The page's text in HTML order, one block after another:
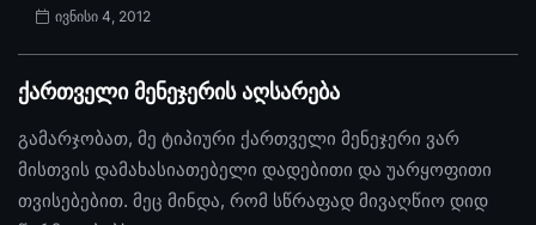
ივნისი 4, 2012
ქართველი მენეჯერის აღსარება
გამარჯობათ, მე ტიპიური ქართველი მენეჯერი ვარ
მისთვის დამახასიათებელი დადებითი და უარყოფითი
თვისებებით. მეც მინდა, რომ სწრაფად მივაღწიო დიდ